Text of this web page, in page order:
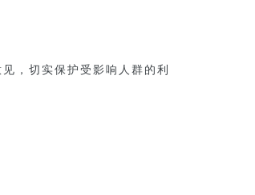
，切实保护受影响人群的利